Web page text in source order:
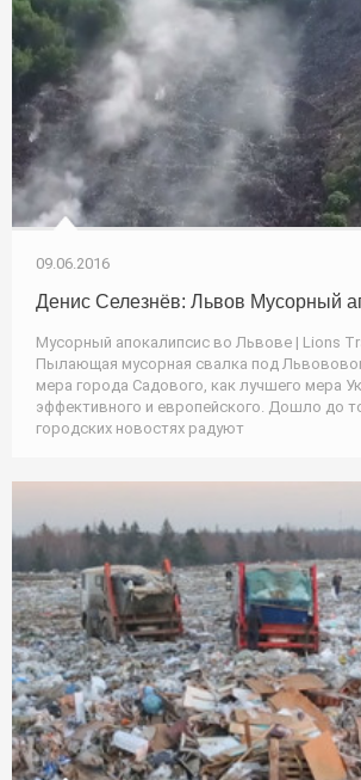
09.06.2016
Денис Селезнёв: Львов Мусорный
Мусорный апокалипсис во Львове | Lions
Пылающая мусорная свалка под
мера города Садового, как лучшего мера
эффективного и европейского. Дошло до
городских новостях радуют